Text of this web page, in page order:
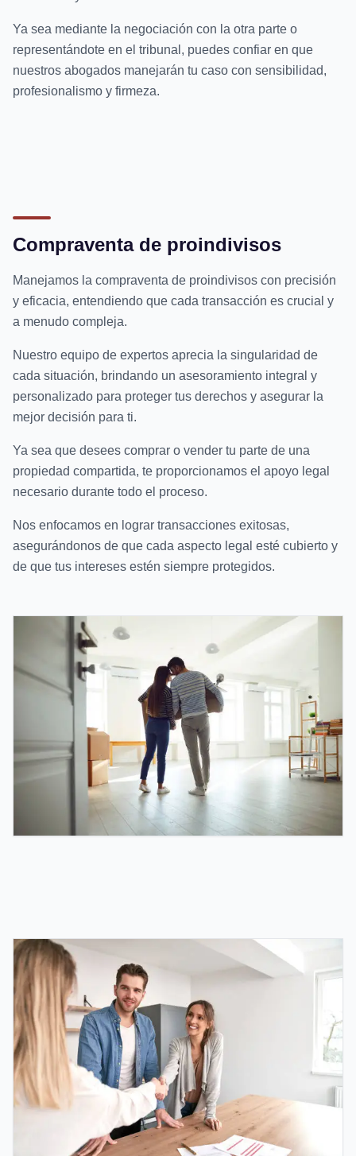
Ya sea mediante la negociación con la otra parte o
representándote en el tribunal, puedes confiar en que
nuestros abogados manejarán tu caso con sensibilidad,
profesionalismo y firmeza.
Compraventa de proindivisos
Manejamos la compraventa de proindivisos con precisión
y eficacia, entendiendo que cada transacción es crucial y
a menudo compleja.
Nuestro equipo de expertos aprecia la singularidad de
cada situación, brindando un asesoramiento integral y
personalizado para proteger tus derechos y asegurar la
mejor decisión para ti.
Ya sea que desees comprar o vender tu parte de una
propiedad compartida, te proporcionamos el apoyo legal
necesario durante todo el proceso.
Nos enfocamos en lograr transacciones exitosas,
asegurándonos de que cada aspecto legal esté cubierto y
de que tus intereses estén siempre protegidos.